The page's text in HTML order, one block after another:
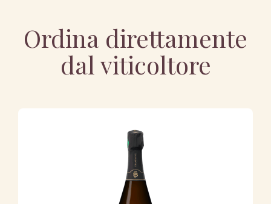
Ordina direttamente
dal viticoltore